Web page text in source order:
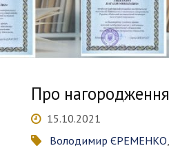
завідувача
кафедри
професора
Єременка
Про нагородження
15.10.2021
Володимир ЄРЕМЕНКО